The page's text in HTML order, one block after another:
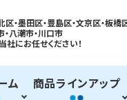
・墨田区・豊島区・文京区・板橋
・八潮市・川口市
当社にお任せください！
ム 商品ラインアップ